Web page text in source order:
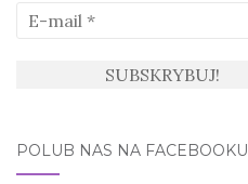
POLUB NAS NA FACEBOOKU